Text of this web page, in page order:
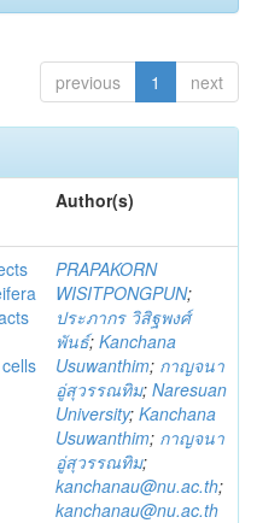
previous 1 next
Author(s)
PRAPAKORN
WISITPONGPUN;
ประภากร วิสิฐพงศ์
พันธ์; Kanchana
Usuwanthim; กาญจนา
อู่สุวรรณทิม; Naresuan
University; Kanchana
Usuwanthim; กาญจนา
อู่สุวรรณทิม;
kanchanau@nu.ac.th;
kanchanau@nu.ac.th